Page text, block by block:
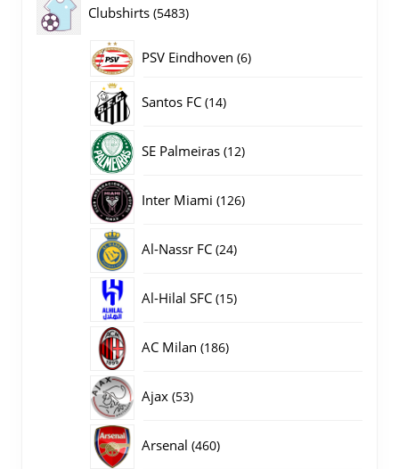
Clubshirts 54835483
producten
PSV Eindhoven 66
Santos FC 1414
SE Palmeiras 1212
Inter Miami 126126
Al-Nassr FC 2424
Al-Hilal SFC 1515
AC Milan 186186
Ajax 5353
Arsenal 460460